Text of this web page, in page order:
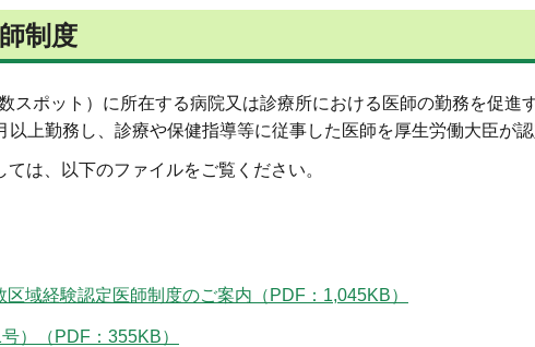
制度
スポット）に所在する病院又は診療所における医師の勤務を促進
上勤務し、診療や保健指導等に従事した医師を厚生労働大臣が認
は、以下のファイルをご覧ください。
域経験認定医師制度のご案内（PDF：1,045KB）
）（PDF：355KB）